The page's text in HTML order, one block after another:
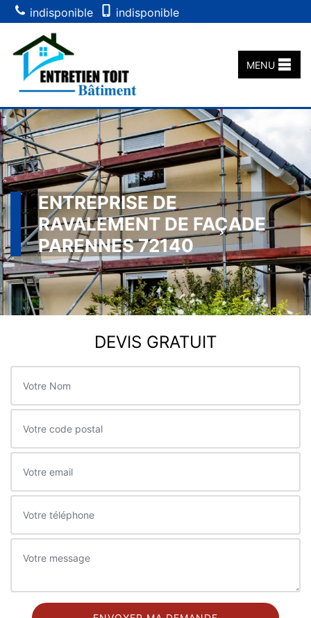
indisponible indisponible
MENU
ENTREPRISE DE
RAVALEMENT DE FAÇADE
PARENNES 72140
DEVIS GRATUIT